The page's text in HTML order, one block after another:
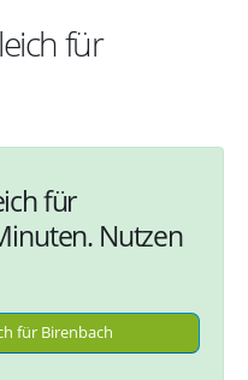
für
für
Nutzen
für Birenbach